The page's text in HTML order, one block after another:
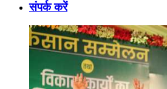
संपर्क करें